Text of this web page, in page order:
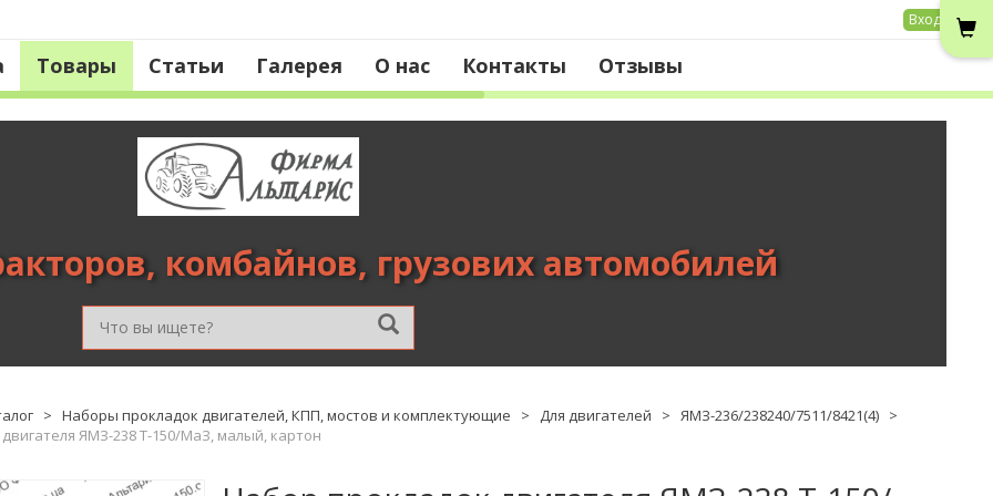
Вход
Товары Статьи Галерея О нас Контакты Отзывы
комбайнов, грузових автомобилей
> Наборы прокладок двигателей, КПП, мостов и комплектующие > Для двигателей > ЯМЗ-236/238240/7511/8421(4) >
ЯМЗ-238 Т-150/МаЗ, малый, картон